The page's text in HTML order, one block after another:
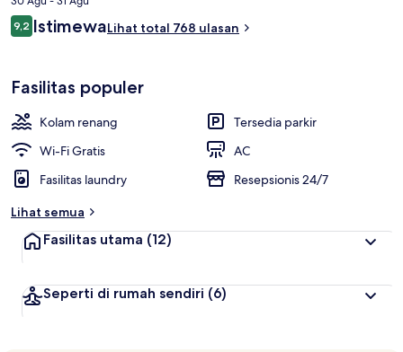
Ulasan
9,29,2 dari 10
IstimewaLihat total 768 ulasan
Fasilitas populer
Kolam renang
Tersedia parkir
Wi-Fi Gratis
AC
Fasilitas laundry
Resepsionis 24/7
Lihat semua
Fasilitas utama (12)
Seperti di rumah sendiri (6)